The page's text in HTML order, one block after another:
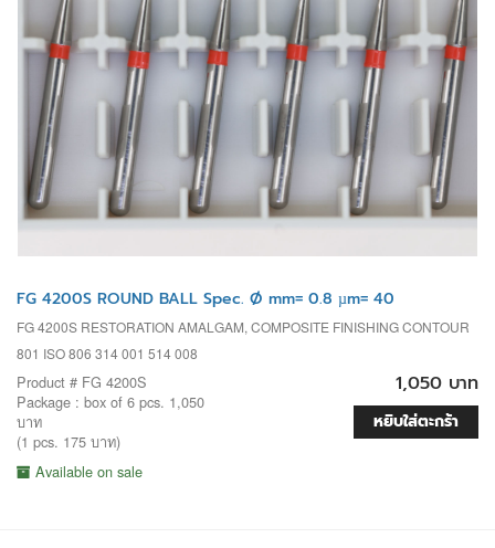
FG 4200S ROUND BALL Spec. Ø mm= 0.8 µm= 40
FG 4200S RESTORATION AMALGAM, COMPOSITE FINISHING CONTOUR
801 ISO 806 314 001 514 008
Product # FG 4200S
Package : box of 6 pcs. 1,050
บาท
(1 pcs. 175 บาท)
Available on sale
1,050 บาท
หยิบใส่ตะกร้า